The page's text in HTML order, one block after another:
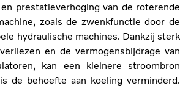
prestatieverhoging van de roterende
zoals de zwenkfunctie door de
hydraulische machines. Dankzij sterk
en de vermogensbijdrage van
kan een kleinere stroombron
de behoefte aan koeling verminderd.